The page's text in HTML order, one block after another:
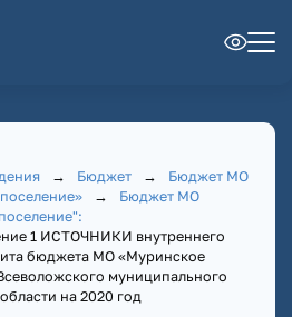
→ Бюджет →
Бюджет МО
→
Бюджет МО
1 ИСТОЧНИКИ внутреннего
бюджета МО «Муринское
муниципального
на 2020 год